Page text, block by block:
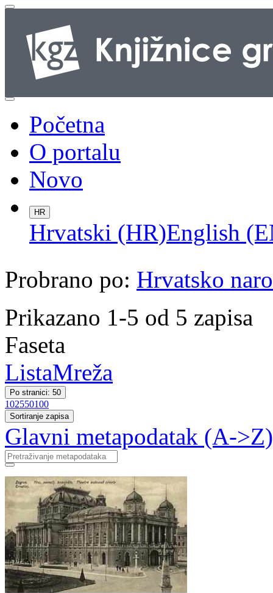
Početna
O portalu
Novo
HR
Hrvatski (HR)English
Probrano po: Hrvatsko
Prikazano 1-5 od 5 zapisa
Faseta
ListaMreža
Po stranici: 50
102550100
Sortiranje zapisa
Glavni metapodatak (A->Z)